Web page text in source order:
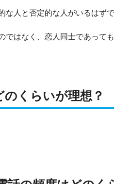
人と否定的な人がいるはずで
ではなく、恋人同士であって
くらいが理想？